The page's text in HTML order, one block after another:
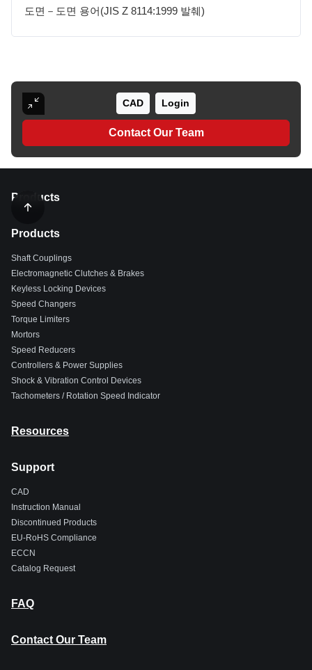
도면－도면 용어(JIS Z 8114:1999 발췌)
CAD Login
Contact Our Team
Products
Products
Shaft Couplings
Electromagnetic Clutches & Brakes
Keyless Locking Devices
Speed Changers
Torque Limiters
Mortors
Speed Reducers
Controllers & Power Supplies
Shock & Vibration Control Devices
Tachometers / Rotation Speed Indicator
Resources
Support
CAD
Instruction Manual
Discontinued Products
EU-RoHS Compliance
ECCN
Catalog Request
FAQ
Contact Our Team